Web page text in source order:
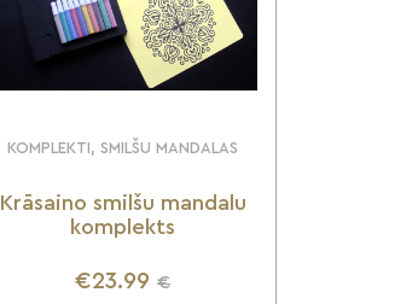
KOMPLEKTI, SMILŠU MANDALAS
Krāsaino smilšu mandalu
komplekts
€23.99 €